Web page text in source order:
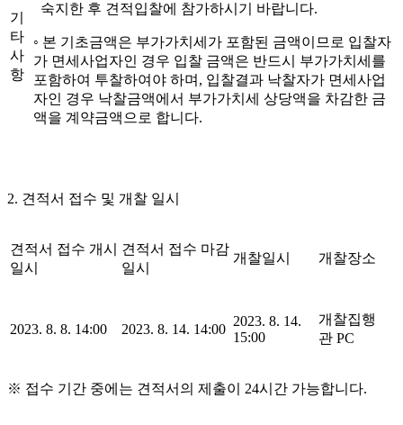
기
타
사
항
숙지한 후 견적입찰에 참가하시기 바랍니다.
◦ 본 기초금액은 부가가치세가 포함된 금액이므로 입찰자
가 면세사업자인 경우 입찰 금액은 반드시 부가가치세를
포함하여 투찰하여야 하며, 입찰결과 낙찰자가 면세사업
자인 경우 낙찰금액에서 부가가치세 상당액을 차감한 금
액을 계약금액으로 합니다.
2. 견적서 접수 및 개찰 일시
견적서 접수 개시
일시
견적서 접수 마감
일시
개찰일시 개찰장소
2023. 8. 8. 14:00 2023. 8. 14. 14:00
2023. 8. 14.
15:00
개찰집행
관 PC
※ 접수 기간 중에는 견적서의 제출이 24시간 가능합니다.